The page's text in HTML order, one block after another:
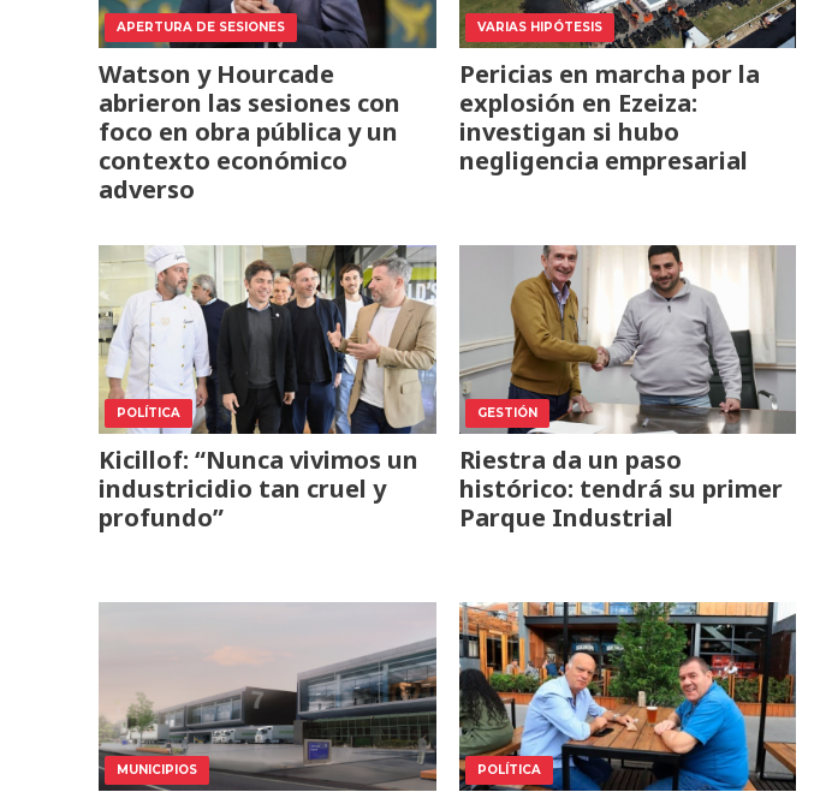
APERTURA DE SESIONES
Watson y Hourcade
abrieron las sesiones con
foco en obra pública y un
contexto económico
adverso
VARIAS HIPÓTESIS
Pericias en marcha por la
explosión en Ezeiza:
investigan si hubo
negligencia empresarial
POLÍTICA
Kicillof: “Nunca vivimos un
industricidio tan cruel y
profundo”
GESTIÓN
Riestra da un paso
histórico: tendrá su primer
Parque Industrial
MUNICIPIOS POLÍTICA